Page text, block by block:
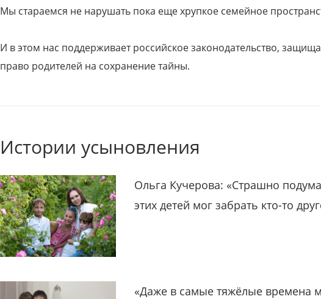
Мы стараемся не нарушать пока еще хрупкое семейное
И в этом нас поддерживает российское законодательство,
право родителей на сохранение тайны.
Истории усыновления
Ольга Кучерова: «Страшно
этих детей мог забрать кто-то
«Даже в самые тяжёлые времена